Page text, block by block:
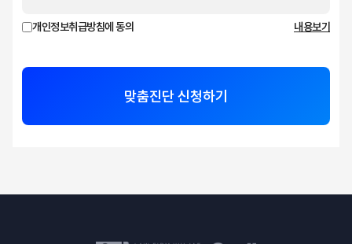
개인정보취급방침에 동의 내용보기
맞춤진단 신청하기